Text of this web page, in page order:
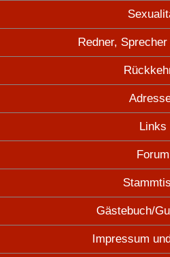
Redner,
Links
Forum
Gästebuch/
Impressum